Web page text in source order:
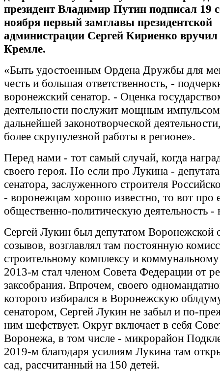
президент Владимир Путин подписал 19
ноября первый замглавы президентской
администрации Сергей Кириенко
Кремле.
«Быть удостоенным Ордена Дружбы для
честь и большая ответственность, -
воронежский сенатор. - Оценка
деятельности послужит мощным
дальнейшей законотворческой
более скрупулезной работы в регионе».
Перед нами - тот самый случай, когда
своего героя. Но если про Лукина -
сенатора, заслуженного строителя
- воронежцам хорошо известно, то вот про
общественно-политическую деятельность -
Сергей Лукин был депутатом Воронежской
созывов, возглавлял там постоянную
строительному комплексу и коммунальному
2013-м стал членом Совета Федерации от
заксобрания. Впрочем, своего
которого избирался в Воронежскую
сенатором, Сергей Лукин не забыл и по-
ним шефствует. Округ включает в себя
Воронежа, в том числе - микрорайон
2019-м благодаря усилиям Лукина там
сад, рассчитанный на 150 детей.